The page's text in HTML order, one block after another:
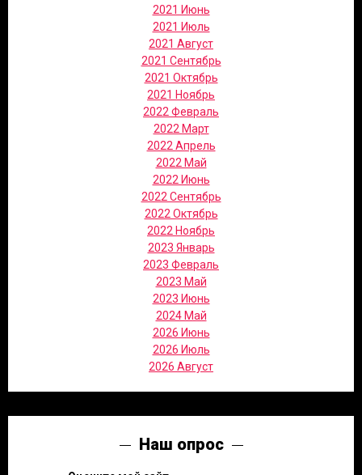
2021 Июнь
2021 Июль
2021 Август
2021 Сентябрь
2021 Октябрь
2021 Ноябрь
2022 Февраль
2022 Март
2022 Апрель
2022 Май
2022 Июнь
2022 Сентябрь
2022 Октябрь
2022 Ноябрь
2023 Январь
2023 Февраль
2023 Май
2023 Июнь
2024 Май
2026 Июнь
2026 Июль
2026 Август
Наш опрос